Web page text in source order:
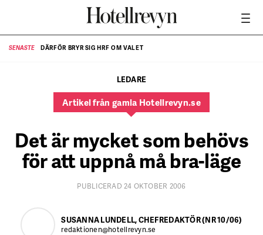
SENASTE DÄRFÖR BRYR SIG HRF OM VALET
LEDARE
Artikel från gamla Hotellrevyn.se
Det är mycket som behövs
för att uppnå må bra-läge
PUBLICERAD 24 OKTOBER 2006
SUSANNA LUNDELL, CHEFREDAKTÖR (NR 10/06)
redaktionen@hotellrevyn.se